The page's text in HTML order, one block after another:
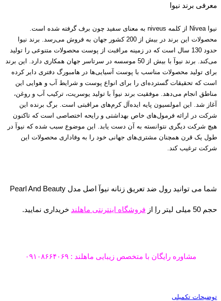
معرفی برند نیوا
نیوا Nivea از کلمه niveus به معنای سفید چون برف گرفته شده است.
محصولات این برند در بیش از 200 کشور جهان به فروش مى‌رسد. برند نیوا
حدود 130 سال است که در زمینه مراقبت از پوست محصولات متنوعی را تولید
می‌کند. برند نیوآ با بیش از 50 موسسه در سرتاسر جهان همکاری دارد. این برند
برای تولید محصولات مناسب با پوست آسیایی‌ها در هامبورگ دفتری دایر کرده
است که تحقیقات گسترده‌ای را برای انواع پوست و شرایط آب و هوایی این
مناطق انجام می‌دهد. موفقیت برند نیوآ با تولید یوسریت، ترکیب آب و روغن،
آغاز شد. این امولسیون پایه ایده‌آل کرم‌های مراقبتی است. برگ برنده این
شرکت در ارائه فرمول‌های خاص بهداشتی و رایحه اختصاصی ا‌ست که تاکنون
هیچ شرکت دیگری نتوانسته به آن دست یابد. این موضوع سبب شده که نیوآ در
طول یک قرن همچنان مشتری‌های جهانی خود را به وفاداری محصولات این
شرکت ترغیب کند.
شما می توانید رول ضد تعریق زنانه نیوآ اصل مدل Pearl And Beauty
حجم 50 میلی لیتر را از فروشگاه اینترنتی ماهلند خریداری نمایید.
مشاوره رایگان با متخصص زیبایی ماهلند : ۰۹۱۰۸۶۶۴۰۶۹
توضیحات تکمیلی